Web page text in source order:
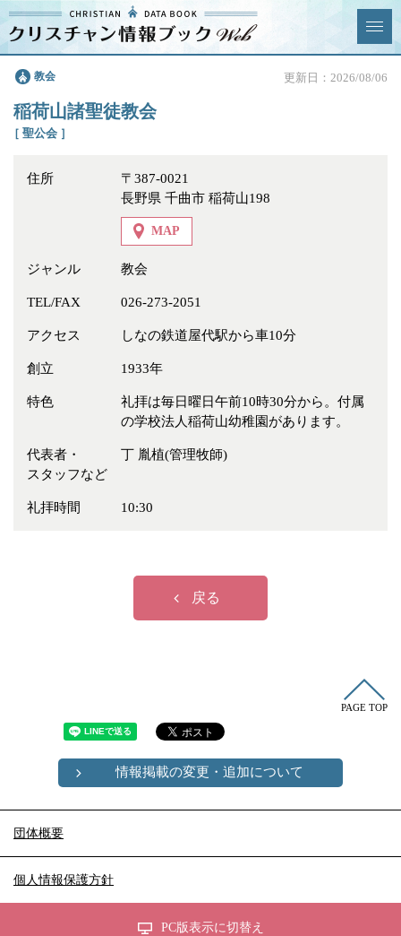
クリスチャン
情報ブックとは
News & Topics
よくあるご質問
教会 学校・幼稚園・神学校
特別集会奉仕者
冠婚葬祭 各種団体
お店・企業・その他
教会 更新日：2026/08/06
稲荷山諸聖徒教会
［ 聖公会 ］
住所
〒387-0021
長野県 千曲市 稲荷山198
MAP
ジャンル 教会
TEL/FAX 026-273-2051
アクセス しなの鉄道屋代駅から車10分
創立 1933年
特色
礼拝は毎日曜日午前10時30分から。付属
の学校法人稲荷山幼稚園があります。
代表者・
スタッフなど
丁 胤植(管理牧師)
礼拝時間 10:30
戻る
PAGE TOP
情報掲載の変更・追加について
団体概要
個人情報保護方針
PC版表示に切替え